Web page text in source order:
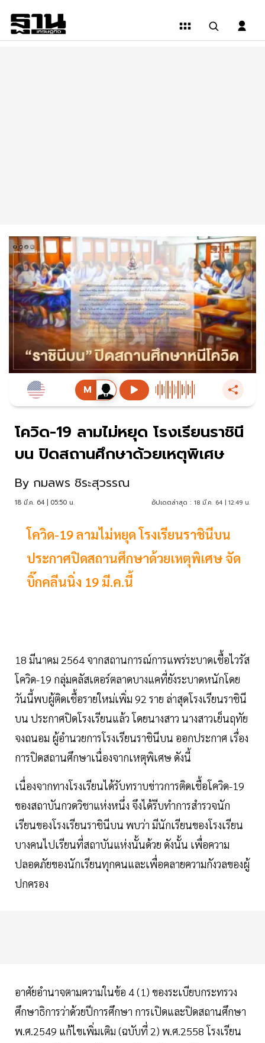
โควิด-19 ลามไม่หยุด โรงเรียนราชินี
บน ปิดสถานศึกษาด้วยเหตุพิเศษ
By กมลพร ชิระสุวรรณ
18 มี.ค. 64 | 05:50 น. อัปเดตล่าสุด : 18 มี.ค. 64 | 12:49 น.
โควิด-19 ลามไม่หยุด โรงเรียนราชินีบน
ประกาศปิดสถานศึกษาด้วยเหตุพิเศษ จัด
บิ๊กคลีนนิ่ง 19 มี.ค.นี้
18 มีนาคม 2564 จากสถานการณ์การแพร่ระบาดเชื้อไวรัส
โควิด-19 กลุ่มคลัสเตอร์ตลาดบางแคที่ยังระบาดหนักโดย
วันนี้พบผู้ติดเชื้อรายใหม่เพิ่ม 92 ราย ล่าสุดโรงเรียนราชินี
บน ประกาศปิดโรงเรียนแล้ว โดยนางสาว นางสาวเย็นฤทัย
จงถนอม ผู้อํานวยการโรงเรียนราชินีบน ออกประกาศ เรื่อง
การปิดสถานศึกษาเนื่องจากเหตุพิเศษ ดังนี้
เนื่องจากทางโรงเรียนได้รับทราบข่าวการติดเชื้อโควิด-19
ของสถาบันกวดวิชาแห่งหนึ่ง จึงได้รีบทําการสํารวจนัก
เรียนของโรงเรียนราชินีบน พบว่า มีนักเรียนของโรงเรียน
บางคนไปเรียนที่สถาบันแห่งนั้นด้วย ดังนั้น เพื่อความ
ปลอดภัยของนักเรียนทุกคนและเพื่อคลายความกังวลของผู้
ปกครอง
อาศัยอํานาจตามความในข้อ 4 (1) ของระเบียบกระทรวง
ศึกษาธิการว่าด้วยปีการศึกษา การเปิดและปิดสถานศึกษา
พ.ศ.2549 แก้ไขเพิ่มเติม (ฉบับที่ 2) พ.ศ.2558 โรงเรียน